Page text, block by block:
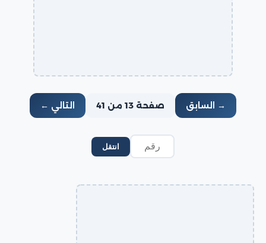
→ السابق صفحة 13 من 41 التالي ←
انتقل